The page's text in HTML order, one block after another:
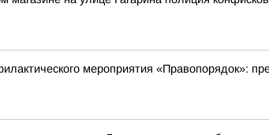
мероприятия «Правопорядок»: